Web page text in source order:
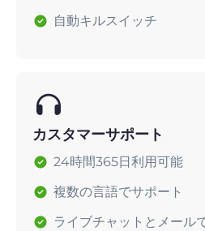
自動キルスイッチ
カスタマーサポート
24時間365日利用可能
複数の言語でサポート
ライブチャットとメール